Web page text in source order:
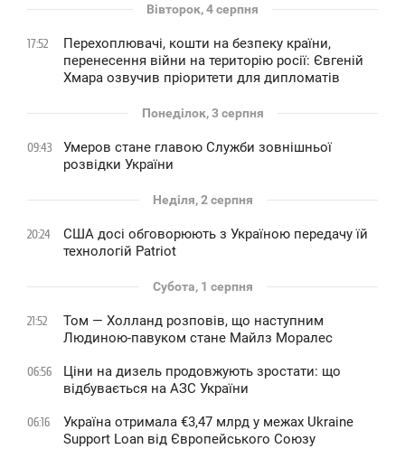
Вівторок, 4 серпня
17:52
Перехоплювачі, кошти на безпеку країни,
перенесення війни на територію росії: Євгеній
Хмара озвучив пріоритети для дипломатів
Понеділок, 3 серпня
09:43
Умеров стане главою Служби зовнішньої
розвідки України
Неділя, 2 серпня
20:24
США досі обговорюють з Україною передачу їй
технологій Patriot
Субота, 1 серпня
21:52
Том — Холланд розповів, що наступним
Людиною-павуком стане Майлз Моралес
06:56
Ціни на дизель продовжують зростати: що
відбувається на АЗС України
06:16
Україна отримала €3,47 млрд у межах Ukraine
Support Loan від Європейського Союзу